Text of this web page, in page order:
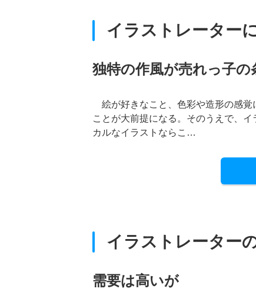
イラストレーター
独特の作風が売れっ子の
絵が好きなこと、色彩や造形の感覚
ことが大前提になる。そのうえで、
カルなイラストならこ…
イラストレーター
需要は高いが